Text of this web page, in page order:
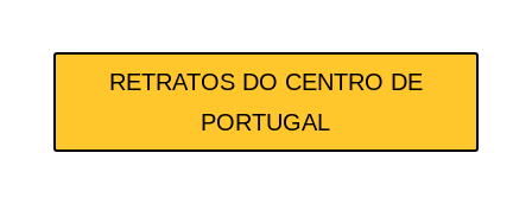
RETRATOS DO CENTRO DE
PORTUGAL